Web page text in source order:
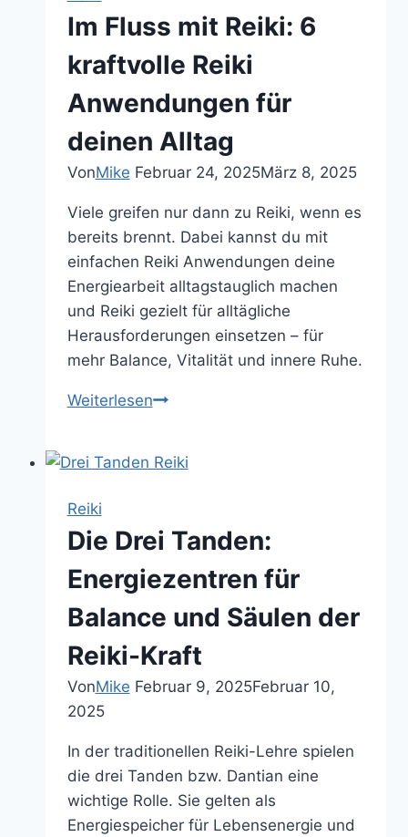
eine
personalisierte
ab
(5
Schritte)
Im Fluss mit Reiki: 6
kraftvolle Reiki
Anwendungen für
deinen Alltag
VonMike Februar 24, 2025März 8, 2025
Viele greifen nur dann zu Reiki, wenn es
bereits brennt. Dabei kannst du mit
einfachen Reiki Anwendungen deine
Energiearbeit alltagstauglich machen
und Reiki gezielt für alltägliche
Herausforderungen einsetzen – für
mehr Balance, Vitalität und innere Ruhe.
WeiterlesenIm
Reiki:
Reiki
Anwendungen
deinen
Alltag
Reiki
Die Drei Tanden:
Energiezentren für
Balance und Säulen der
Reiki-Kraft
VonMike Februar 9, 2025Februar 10,
2025
In der traditionellen Reiki-Lehre spielen
die drei Tanden bzw. Dantian eine
wichtige Rolle. Sie gelten als
Energiespeicher für Lebensenergie und